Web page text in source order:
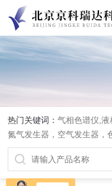
热门关键词：气相色谱仪,液
氮气发生器，空气发生器，
阀件、进样器、色谱担体）
计，原子吸收分光光度计
室产品。